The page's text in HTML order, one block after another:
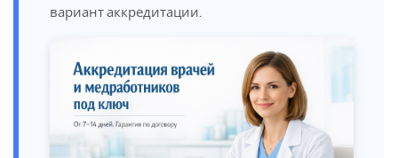
вариант аккредитации.